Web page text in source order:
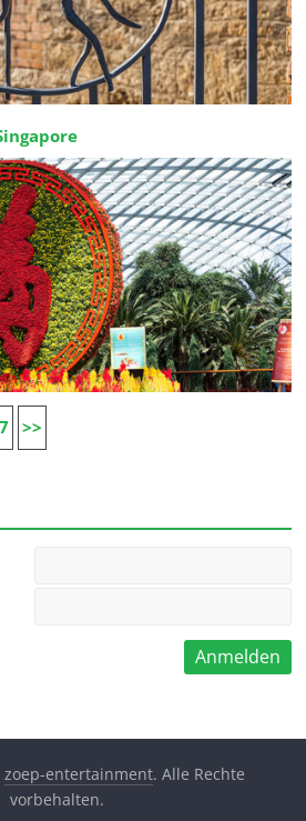
>>
zoep-entertainment. Alle Rechte
vorbehalten.